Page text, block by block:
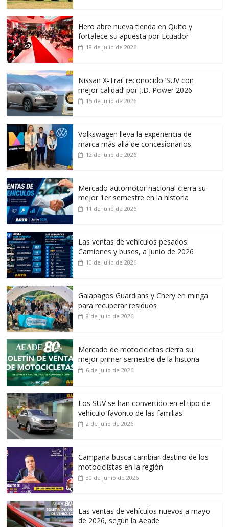
Hero abre nueva tienda en Quito y
fortalece su apuesta por Ecuador
18 de julio de 2026
Nissan X-Trail reconocido ‘SUV con
mejor calidad’ por J.D. Power 2026
15 de julio de 2026
Volkswagen lleva la experiencia de
marca más allá de concesionarios
12 de julio de 2026
Mercado automotor nacional cierra su
mejor 1er semestre en la historia
11 de julio de 2026
Las ventas de vehículos pesados:
Camiones y buses, a junio de 2026
10 de julio de 2026
Galapagos Guardians y Chery en minga
para recuperar residuos
8 de julio de 2026
Mercado de motocicletas cierra su
mejor primer semestre de la historia
6 de julio de 2026
Los SUV se han convertido en el tipo de
vehículo favorito de las familias
2 de julio de 2026
Campaña busca cambiar destino de los
motociclistas en la región
30 de junio de 2026
Las ventas de vehículos nuevos a mayo
de 2026, según la Aeade